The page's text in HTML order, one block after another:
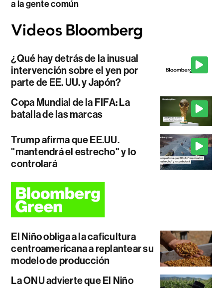
a la gente común
¿Qué hay detrás de la inusual
intervención sobre el yen por
parte de EE. UU. y Japón?
Copa Mundial de la FIFA: La
batalla de las marcas
Trump afirma que EE.UU.
"mantendrá el estrecho" y lo
controlará
El Niño obliga a la caficultura
centroamericana a replantear su
modelo de producción
La ONU advierte que El Niño